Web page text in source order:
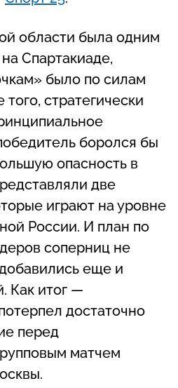
области была одним
Спартакиаде,
было по силам
стратегически
боролся бы
опасность в
две
играют на уровне
России. И план по
соперниц не
еще и
Как итог —
достаточно
перед
матчем